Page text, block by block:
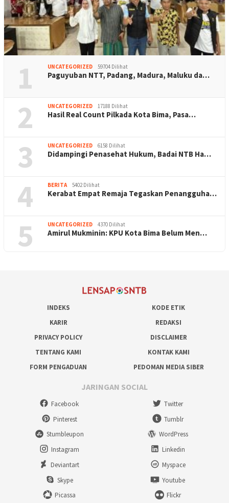
1 UNCATEGORIZED 59704 Dilihat
Paguyuban NTT, Padang, Madura, Maluku da…
2 UNCATEGORIZED 17188 Dilihat
Hasil Real Count Pilkada Kota Bima, Pasa…
3 UNCATEGORIZED 6158 Dilihat
Didampingi Penasehat Hukum, Badai NTB Ha…
4 BERITA 5402 Dilihat
Kerabat Empat Remaja Tegaskan Penangguha…
5 UNCATEGORIZED 4370 Dilihat
Amirul Mukminin: KPU Kota Bima Belum Men…
INDEKS
KODE ETIK
KARIR
REDAKSI
PRIVACY POLICY
DISCLAIMER
TENTANG KAMI
KONTAK KAMI
FORM PENGADUAN
PEDOMAN MEDIA SIBER
JARINGAN SOCIAL
Facebook
Twitter
Pinterest
Tumblr
Stumbleupon
WordPress
Instagram
Linkedin
Deviantart
Myspace
Skype
Youtube
Picassa
Flickr